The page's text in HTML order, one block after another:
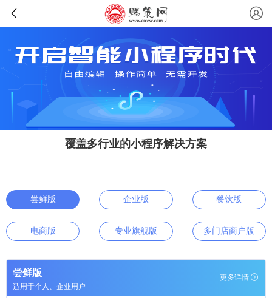
覆盖多行业的小程序解决方案
尝鲜版 企业版 餐饮版
电商版 专业旗舰版 多门店商户版
尝鲜版
适用于个人、企业用户
更多详情